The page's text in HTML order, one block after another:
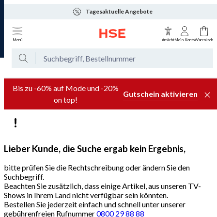
Tagesaktuelle Angebote
Menü AnsichtMein KontoWarenkorb
Bis zu -60% auf Mode und -20%
on top!
Gutschein aktivieren
Lieber Kunde, die Suche ergab kein Ergebnis,
bitte prüfen Sie die Rechtschreibung oder ändern Sie den
Suchbegriff.
Beachten Sie zusätzlich, dass einige Artikel, aus unseren TV-
Shows in Ihrem Land nicht verfügbar sein könnten.
Bestellen Sie jederzeit einfach und schnell unter unserer
gebührenfreien Rufnummer0800 29 88 88